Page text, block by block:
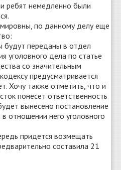
ребят немедленно были
по данному делу еще
будут переданы в отдел
уголовного дела по статье
со значительным
предусматривается
Хочу также отметить, что и
понесет ответственность
вынесено постановление
отношении него уголовного
придется возмещать
составила 21